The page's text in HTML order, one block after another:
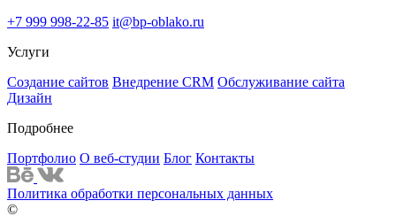
Комментарий
*- обязательные поля
+7 999 998-22-85 it@bp-oblako.ru
Услуги
Создание сайтов Внедрение CRM Обслуживание сайта
Дизайн
Подробнее
Портфолио О веб-студии Блог Контакты
Политика обработки персональных данных
©